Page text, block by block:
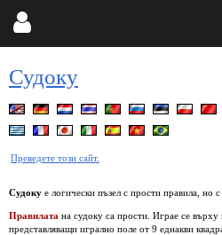
Судоку
Преведете този сайт.
Судоку е логически пъзел с прости правила, но
Правилата на судоку са прости. Играе се
представляващи игрално поле от 9 еднакви